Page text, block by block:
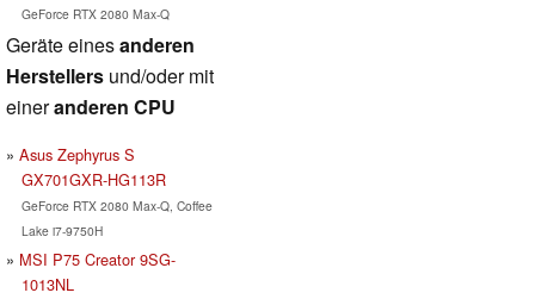
GeForce RTX 2080 Max-Q
Geräte einesanderen
Herstellers und/oder mit
eineranderen CPU
Asus Zephyrus S
GX701GXR-HG113R
GeForce RTX 2080 Max-Q, Coffee
Lake i7-9750H
MSI P75 Creator 9SG-
1013NL